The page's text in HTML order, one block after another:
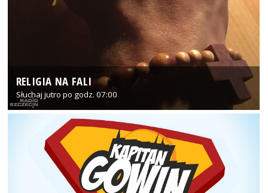
RELIGIA NA FALI
Słuchaj jutro po godz. 07:00